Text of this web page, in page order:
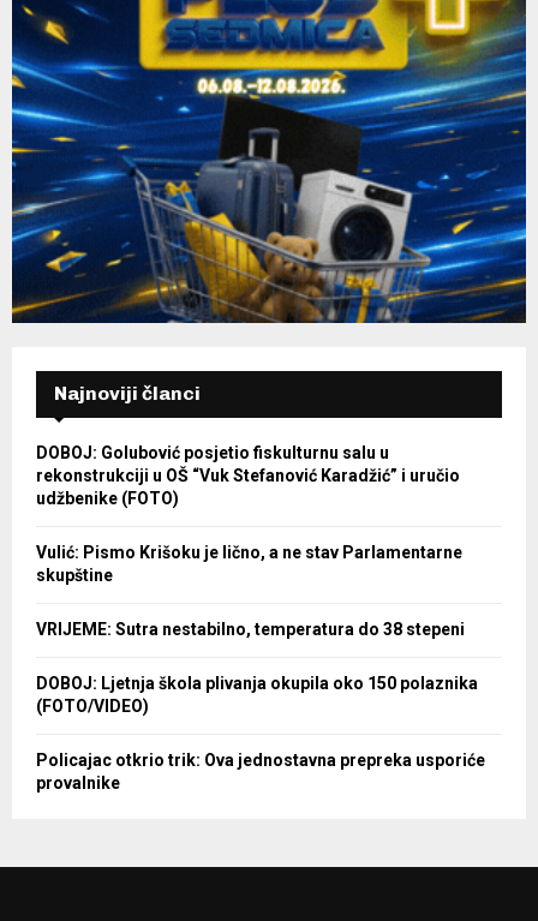
Najnoviji članci
DOBOJ: Golubović posjetio fiskulturnu salu u
rekonstrukciji u OŠ “Vuk Stefanović Karadžić” i uručio
udžbenike (FOTO)
Vulić: Pismo Krišoku je lično, a ne stav Parlamentarne
skupštine
VRIJEME: Sutra nestabilno, temperatura do 38 stepeni
DOBOJ: Ljetnja škola plivanja okupila oko 150 polaznika
(FOTO/VIDEO)
Policajac otkrio trik: Ova jednostavna prepreka usporiće
provalnike